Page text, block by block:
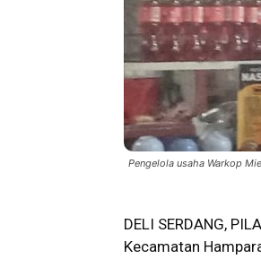
Pengelola usaha Warkop
DELI SERDANG,
Kecamatan